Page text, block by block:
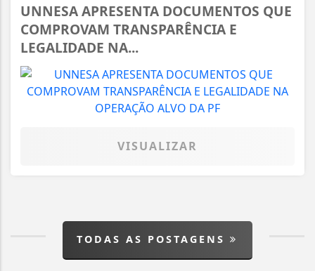
UNNESA APRESENTA DOCUMENTOS QUE
COMPROVAM TRANSPARÊNCIA E
LEGALIDADE NA...
VISUALIZAR
TODAS AS POSTAGENS